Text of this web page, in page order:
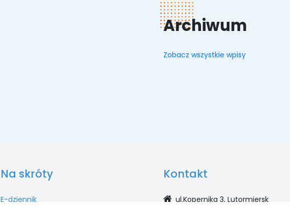
Archiwum
Zobacz wszystkie wpisy
Na skróty
E-dziennik
Kontakt
ul.Kopernika 3, Lutormiersk